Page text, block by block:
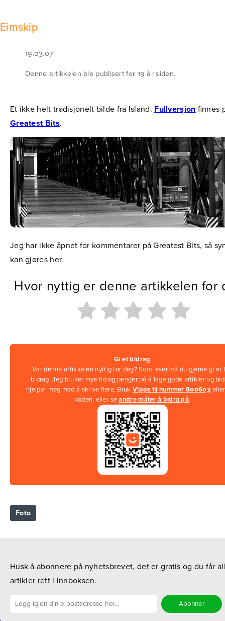
Eimskip
19.03.07
Denne artikkelen ble publisert for 19 år siden.
Et ikke helt tradisjonelt bilde fra Island. Fullversjon finnes
Greatest Bits.
Jeg har ikke åpnet for kommentarer på Greatest Bits, så
kan gjøres her.
Hvor nyttig er denne artikkelen for
Gi et bidrag
Var denne artikkelen nyttig for deg? Som leser må du gjerne gi et
bidrag. Jeg bruker mye tid og penger på å lage gode artikler og
hjelper meg med å skrive flere. Bruk Vipps til nummer 800603
koden, eller seandre måter å bidra på.
Foto
Husk å abonnere på nyhetsbrevet, det er gratis og du får
artikler rett i innboksen.